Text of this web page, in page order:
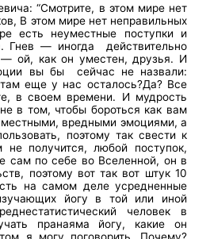
“Смотрите, в этом мире нет
В этом мире нет неправильных
есть неуместные поступки и
Гнев — иногда действительно
ой, как он уместен, друзья. И
вы бы сейчас не назвали:
еще у нас осталось?Да? Все
в своем времени. И мудрость
в том, чтобы бороться как вам
вредными эмоциями, а
поэтому так свести к
получится, любой поступок,
сам по себе во Вселенной, он в
поэтому вот так вот штук 10
на самом деле усредненные
йогу в той или иной
человек в
пранаяма йогу, какие он
я могу поговорить. Почему?